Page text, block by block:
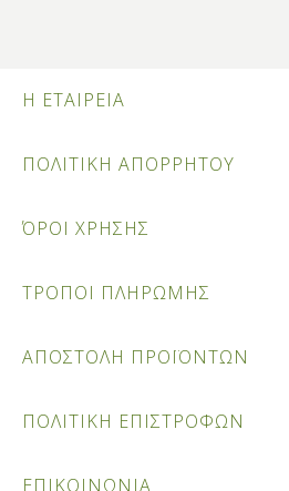
Η ΕΤΑΙΡΕΙΑ
ΠΟΛΙΤΙΚΗ ΑΠΟΡΡΗΤΟΥ
ΌΡΟΙ ΧΡΗΣΗΣ
ΤΡΟΠΟΙ ΠΛΗΡΩΜΗΣ
ΑΠΟΣΤΟΛΗ ΠΡΟΪΟΝΤΩΝ
ΠΟΛΙΤΙΚΗ ΕΠΙΣΤΡΟΦΩΝ
ΕΠΙΚΟΙΝΩΝΙΑ